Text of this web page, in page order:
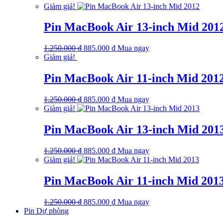
850.000 ₫.là:
Giảm giá!
Pin MacBook Air 13-inch Mid
1.250.000₫ Giá
1.250.000 ₫.
885.000 ₫Giá
là:
885.000 ₫.
Mua ngay
Giảm giá!
Pin MacBook Air 11-inch Mid
1.250.000₫ Giá
gốc
1.250.000 ₫.
885.000 ₫Giá
hiện
là:
885.000 ₫.
Mua ngay
Giảm giá!
Pin MacBook Air 13-inch Mid
1.250.000₫ Giá
gốc
1.250.000 ₫.
885.000 ₫Giá
hiện
là:
885.000 ₫.
Mua ngay
Giảm giá!
Pin MacBook Air 11-inch Mid
1.250.000₫ Giá
885.000 ₫Giá
Mua ngay
Pin Dự phòng